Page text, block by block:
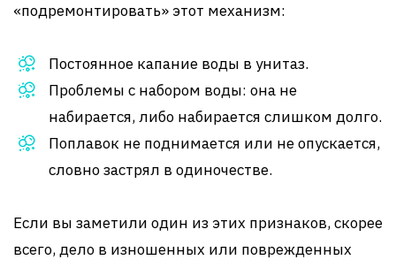
«подремонтировать» этот механизм:
Постоянное капание воды в унитаз.
Проблемы с набором воды: она не
набирается, либо набирается слишком долго.
Поплавок не поднимается или не опускается,
словно застрял в одиночестве.
Если вы заметили один из этих признаков, скорее
всего, дело в изношенных или поврежденных